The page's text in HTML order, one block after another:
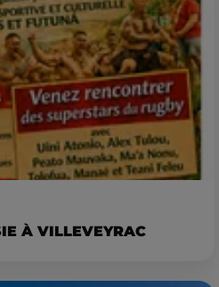
À VILLEVEYRAC